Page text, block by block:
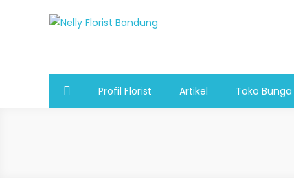
Profil Florist Artikel Toko Bunga